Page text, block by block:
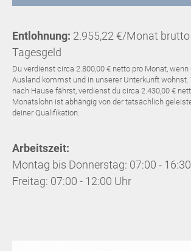
Entlohnung: 2.955,22 €/Monat
Tagesgeld
Du verdienst circa 2.800,00 € netto pro Monat,
Ausland kommst und in unserer Unterkunft wohnst.
nach Hause fährst, verdienst du circa 2.430,00 €
Monatslohn ist abhängig von der tatsächlich
deiner Qualifikation.
Arbeitszeit:
Montag bis Donnerstag: 07:00 -
Freitag: 07:00 - 12:00 Uhr